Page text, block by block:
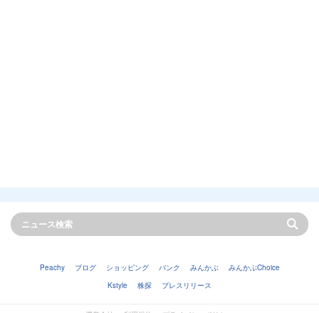
Peachy ブログ ショッピング バンク みんかぶ
みんかぶChoice
Kstyle
株探 プレスリリース